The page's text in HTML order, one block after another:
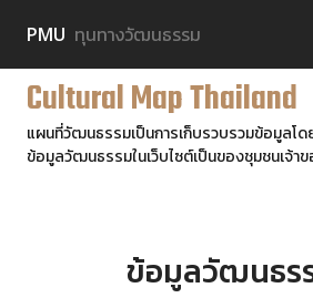
PMU ทุนทางวัฒนธรรม
Cultural Map Thailand
แผนที่วัฒนธรรมเป็นการเก็บรวบรวมข้อมูลโด
ข้อมูลวัฒนธรรมในเว็บไซต์เป็นของชุมชนเจ้า
ข้อมูลวัฒนธรรม